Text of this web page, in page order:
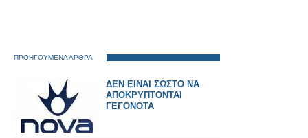
ΠΡΟΗΓΟΥΜΕΝΑ ΑΡΘΡΑ
ΔΕΝ ΕΙΝΑΙ ΣΩΣΤΟ ΝΑ
ΑΠΟΚΡΥΠΤΟΝΤΑΙ
ΓΕΓΟΝΟΤΑ